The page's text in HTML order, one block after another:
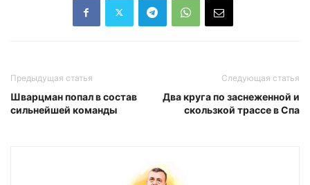
Предыдущая статья
Шварцман попал в состав
сильнейшей команды
Следующая статья
Два круга по заснеженной и
скользкой трассе в Спа